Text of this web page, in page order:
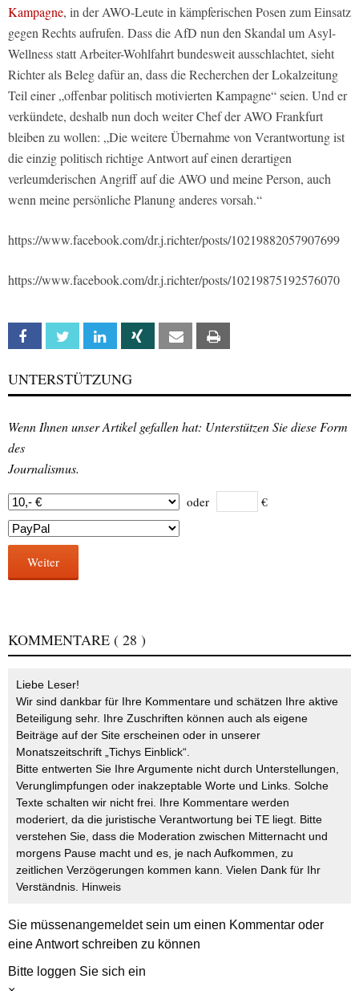
Kampagne, in der AWO-Leute in kämpferischen Posen zum Einsatz
gegen Rechts aufrufen. Dass die AfD nun den Skandal um Asyl-
Wellness statt Arbeiter-Wohlfahrt bundesweit ausschlachtet, sieht
Richter als Beleg dafür an, dass die Recherchen der Lokalzeitung
Teil einer „offenbar politisch motivierten Kampagne“ seien. Und er
verkündete, deshalb nun doch weiter Chef der AWO Frankfurt
bleiben zu wollen: „Die weitere Übernahme von Verantwortung ist
die einzig politisch richtige Antwort auf einen derartigen
verleumderischen Angriff auf die AWO und meine Person, auch
wenn meine persönliche Planung anderes vorsah.“
https://www.facebook.com/dr.j.richter/posts/10219882057907699
https://www.facebook.com/dr.j.richter/posts/10219875192576070
Facebook Twitter Linkedin Xing Email
UNTERSTÜTZUNG
Wenn Ihnen unser Artikel gefallen hat: Unterstützen Sie diese Form
des
Journalismus.
oder €
Weiter
KOMMENTARE ( 28 )
Liebe Leser!
Wir sind dankbar für Ihre Kommentare und schätzen Ihre aktive
Beteiligung sehr. Ihre Zuschriften können auch als eigene
Beiträge auf der Site erscheinen oder in unserer
Monatszeitschrift „Tichys Einblick“.
Bitte entwerten Sie Ihre Argumente nicht durch Unterstellungen,
Verunglimpfungen oder inakzeptable Worte und Links. Solche
Texte schalten wir nicht frei. Ihre Kommentare werden
moderiert, da die juristische Verantwortung bei TE liegt. Bitte
verstehen Sie, dass die Moderation zwischen Mitternacht und
morgens Pause macht und es, je nach Aufkommen, zu
zeitlichen Verzögerungen kommen kann. Vielen Dank für Ihr
Verständnis. Hinweis
Sie müssenangemeldetsein um einen Kommentar oder
eine Antwort schreiben zu können
Bitte loggen Sie sich ein